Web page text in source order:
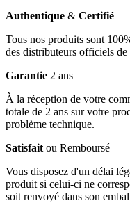
Authentique & Certifié
Tous nos produits sont
des distributeurs officiels de
Garantie 2 ans
À la réception de votre
totale de 2 ans sur votre
problème technique.
Satisfait ou Remboursé
Vous disposez d'un délai
produit si celui-ci ne
soit renvoyé dans son